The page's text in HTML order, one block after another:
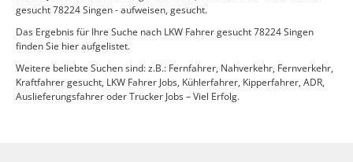
gesucht 78224 Singen - aufweisen, gesucht.
Das Ergebnis für Ihre Suche nach LKW Fahrer gesucht 78224 Singen
finden Sie hier aufgelistet.
Weitere beliebte Suchen sind: z.B.: Fernfahrer, Nahverkehr, Fernverkehr,
Kraftfahrer gesucht, LKW Fahrer Jobs, Kühlerfahrer, Kipperfahrer, ADR,
Auslieferungsfahrer oder Trucker Jobs – Viel Erfolg.